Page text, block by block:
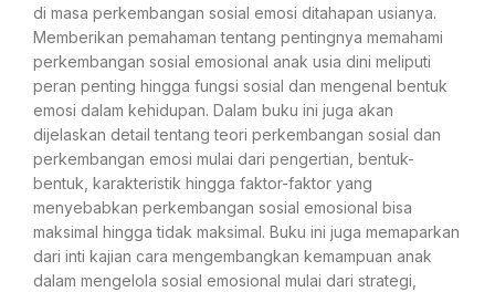
di masa perkembangan sosial emosi ditahapan usianya.
Memberikan pemahaman tentang pentingnya memahami
perkembangan sosial emosional anak usia dini meliputi
peran penting hingga fungsi sosial dan mengenal bentuk
emosi dalam kehidupan. Dalam buku ini juga akan
dijelaskan detail tentang teori perkembangan sosial dan
perkembangan emosi mulai dari pengertian, bentuk-
bentuk, karakteristik hingga faktor-faktor yang
menyebabkan perkembangan sosial emosional bisa
maksimal hingga tidak maksimal. Buku ini juga memaparkan
dari inti kajian cara mengembangkan kemampuan anak
dalam mengelola sosial emosional mulai dari strategi,